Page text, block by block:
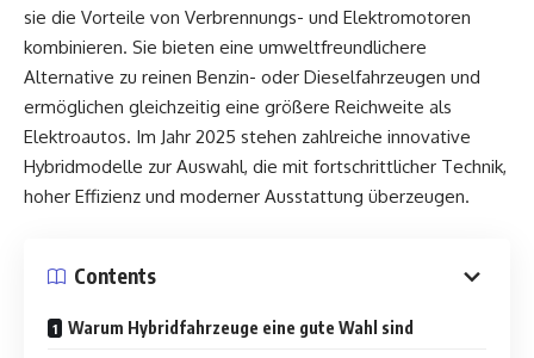
sie die Vorteile von Verbrennungs- und Elektromotoren
kombinieren. Sie bieten eine umweltfreundlichere
Alternative zu reinen Benzin- oder Dieselfahrzeugen und
ermöglichen gleichzeitig eine größere Reichweite als
Elektroautos. Im Jahr 2025 stehen zahlreiche innovative
Hybridmodelle zur Auswahl, die mit fortschrittlicher Technik,
hoher Effizienz und moderner Ausstattung überzeugen.
Contents
Warum Hybridfahrzeuge eine gute Wahl sind